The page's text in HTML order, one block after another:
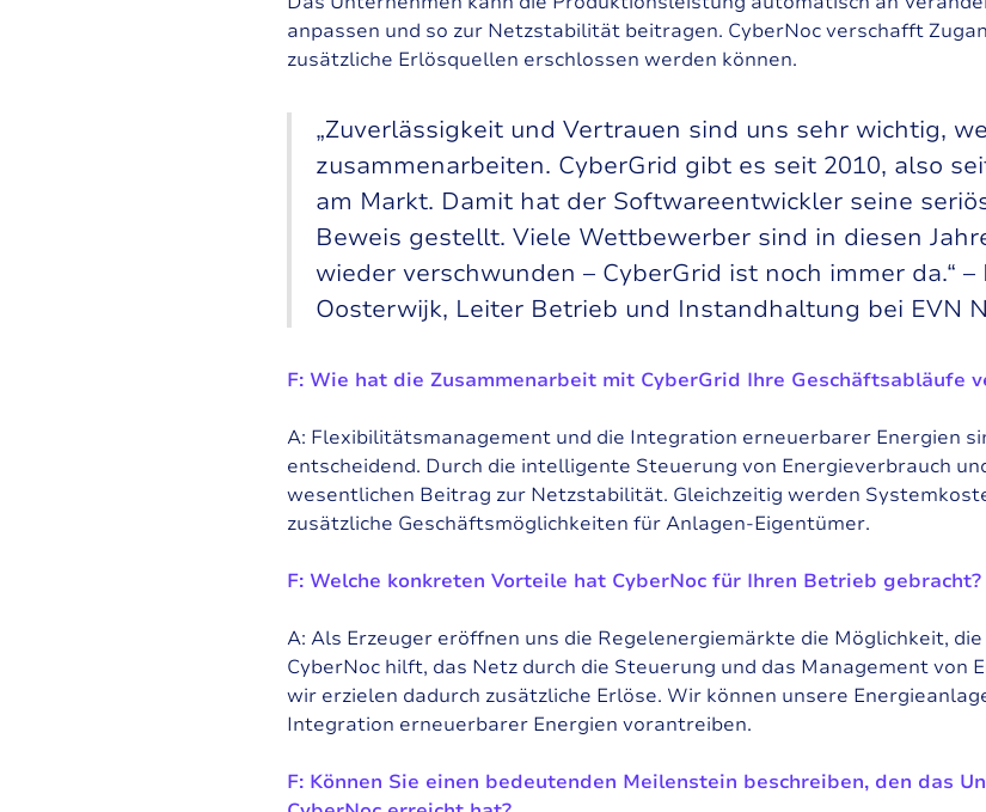
anpassen und so zur Netzstabilität beitragen. CyberNoc verschafft
zusätzliche Erlösquellen erschlossen werden können.
„Zuverlässigkeit und Vertrauen sind uns sehr wichtig,
zusammenarbeiten. CyberGrid gibt es seit 2010, also
am Markt. Damit hat der Softwareentwickler seine
Beweis gestellt. Viele Wettbewerber sind in diesen
wieder verschwunden – CyberGrid ist noch immer da.“ –
Oosterwijk, Leiter Betrieb und Instandhaltung bei EVN
F: Wie hat die Zusammenarbeit mit CyberGrid Ihre Geschäftsabläufe
A: Flexibilitätsmanagement und die Integration erneuerbarer Energien
entscheidend. Durch die intelligente Steuerung von Energieverbrauch
wesentlichen Beitrag zur Netzstabilität. Gleichzeitig werden
zusätzliche Geschäftsmöglichkeiten für Anlagen-Eigentümer.
F: Welche konkreten Vorteile hat CyberNoc für Ihren Betrieb gebracht?
A: Als Erzeuger eröffnen uns die Regelenergiemärkte die Möglichkeit,
CyberNoc hilft, das Netz durch die Steuerung und das Management von
wir erzielen dadurch zusätzliche Erlöse. Wir können unsere
Integration erneuerbarer Energien vorantreiben.
F: Können Sie einen bedeutenden Meilenstein beschreiben, den das